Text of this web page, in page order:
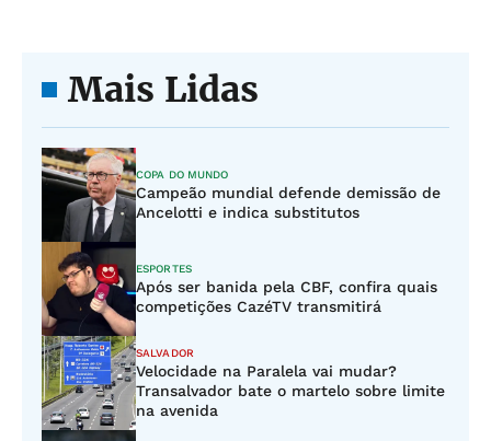
Mais Lidas
COPA DO MUNDO
Campeão mundial defende demissão de
Ancelotti e indica substitutos
ESPORTES
Após ser banida pela CBF, confira quais
competições CazéTV transmitirá
SALVADOR
Velocidade na Paralela vai mudar?
Transalvador bate o martelo sobre limite
na avenida